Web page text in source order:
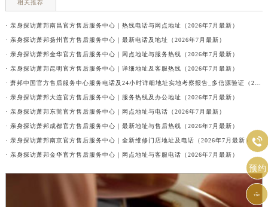
相关推荐
· 亲身探访萧邦南昌官方售后服务中心｜热线电话与网点地址（2026年7月最新）
· 亲身探访萧邦扬州官方售后服务中心｜最新电话及地址（2026年7月最新）
· 亲身探访萧邦金华官方售后服务中心｜网点地址与服务热线（2026年7月最新）
· 亲身探访萧邦昆明官方售后服务中心｜详细地址及客服热线（2026年7月最新）
· 亲身探访萧邦大连官方售后服务中心｜服务热线及办公地址（2026年7月最新）
· 亲身探访萧邦东莞官方售后服务中心｜网点地址与电话（2026年7月最新）
· 亲身探访萧邦成都官方售后服务中心｜最新地址与售后热线（2026年7月最新）
· 亲身探访萧邦南京官方售后服务中心｜全新维修门店地址及电话（2026年7月最新）
· 亲身探访萧邦金华官方售后服务中心｜网点地址与客服电话（2026年7月最新）

预约
